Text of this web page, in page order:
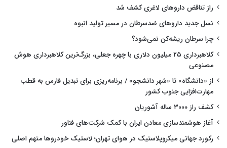
راز تناقض داروهای لاغری کشف شد
نسل جدید داروهای ضدسرطان در مسیر تولید انبوه
چرا سرطان ریشه‌کن نمی‌شود؟
کلاهبرداری ۲۵ میلیون دلاری با چهره جعلی، بزرگ‌ترین کلاهبرداری هوش
مصنوعی
از «دانشگاه» تا «شهر دانشجو» / برنامه‌ریزی برای تبدیل فارس به قطب
مهارت‌افزایی جنوب کشور
کشف راز ۳۰۰۰ ساله آشوریان
آغاز هوشمندسازی معادن ایران با کمک شرکت‌های فناور
رکورد جهانی میکروپلاستیک در هوای تهران؛ لاستیک خودروها متهم اصلی